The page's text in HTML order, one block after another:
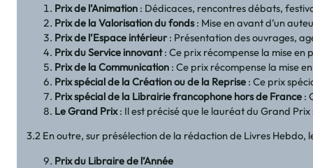
Prix de l’Animation : Dédicaces, rencontres débats,
Prix de la Valorisation du fonds: Mise en avant d’un
Prix de l’Espace intérieur: Présentation des ouvrages,
Prix du Service innovant: Ce prix récompense la mise en
Prix de la Communication : Ce prix récompense la mise
Prix spécial de la Création ou de la Reprise : Ce prix
Prix spécial de la Librairie francophone hors de France :
Le Grand Prix: Il est précisé que le lauréat du Grand
3.2 En outre, sur présélection de la rédaction de Livres Hebdo,
Prix du Libraire de l’Année